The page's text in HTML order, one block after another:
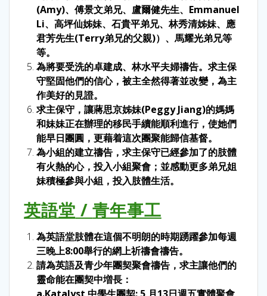
(Amy)、傅景文弟兄、盧爾健先生、Emmanuel
Li、高坪仙姊妹、石貴平弟兄、林秀清姊妹、應
君芳先生(Terry弟兄的父親)） 、 馬耀光弟兄等
等。
為將要受洗的卓建成、林水平夫婦禱告。求主保
守堅固他們的信心，被主全然得著並改變，為主
作美好的見證。
求主保守，讓蔣思京姊妹(Peggy Jiang)的媽媽
和妹妹正在辦理的移民手續能順利進行，使她們
能早日團圓，更藉着這次團聚能歸信基督。
為小組的建立禱告，求主保守已經參加了的肢體
有火熱的心，投入小組聚會；並感動更多弟兄姐
妹積極參與小組，投入肢體生活。
英語堂 /青年事工
為英語堂肢體在這個不明朗的時期踴躍參加每週
三晚上8:00舉行的網上祈禱會禱告。
請為英語及青少年團契聚會禱告，求主讓他們的
靈命能在團契中増長：
a.Katalyst 中學生團契: 5 月13日週五實體聚會